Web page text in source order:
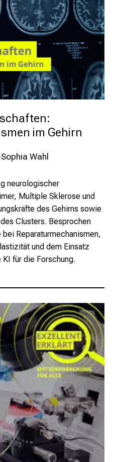
im Gehirn
Wahl
neurologischer
Multiple Sklerose und
des Gehirns sowie
Clusters. Besprochen
Reparaturmechanismen,
und dem Einsatz
für die Forschung.